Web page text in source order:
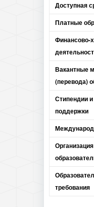
Доступная
Платные
Финансово-
Вакантные
(перевода)
Стипендии
поддержки
требования